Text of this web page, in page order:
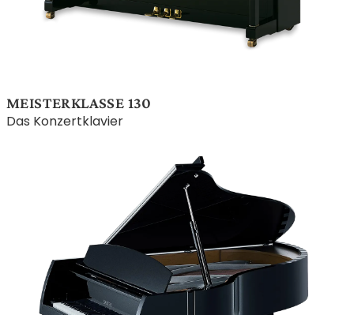
MEISTERKLASSE 130
Das Konzertklavier